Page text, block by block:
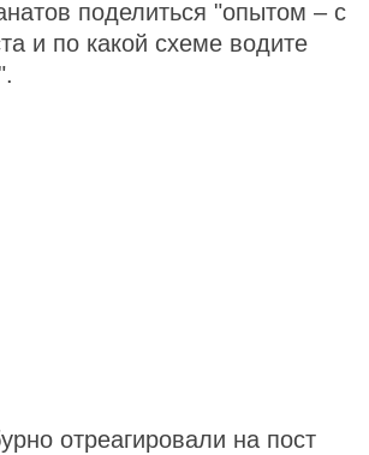
поделиться "опытом – с
и по какой схеме водите
отреагировали на пост